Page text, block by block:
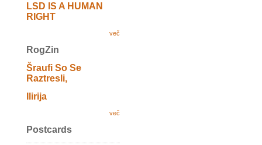
LSD IS A HUMAN
RIGHT
več
RogZin
Šraufi So Se
Raztresli,
Ilirija
več
Postcards